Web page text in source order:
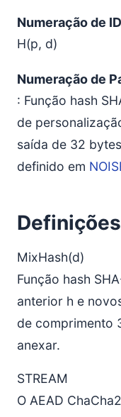
Numeração de
H(p, d)
Numeração de
: Função hash
de
saída de 32
definido em
Definições
MixHash(d)
Função hash
anterior h e
de comprimento
anexar.
STREAM
O AEAD